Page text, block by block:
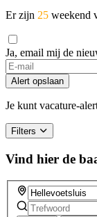
Er zijn 25 weekend
Ja, email mij de
If
you
are
a
ignore
this
field
Alert opslaan
Je kunt vacature-
Filters
Vind hier de